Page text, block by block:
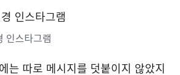
인스타그램
는 따로 메시지를 덧붙이지 않았지